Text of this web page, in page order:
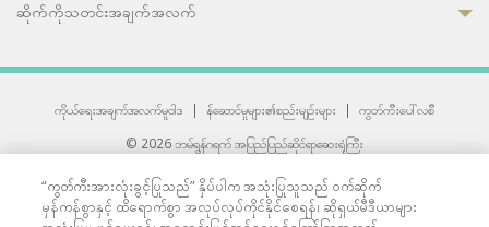
ဆိုက်ကိုသတင်းအချက်အလက်
ကိုယ်ရေးအချက်အလက်မူဝါဒ | န်ဆောင်မှုများ၏စည်းမျဉ်းများ |
ကွတ်ကီးပေါ်လစီ
© 2026 ဘမ်ရွန်ဂရက် အပြည်ပြည်ဆိုင်ရာဆေးရုံကြီး
33 Sukhumvit 3, Wattana, Bangkok 10110 Thailand.
All rights reserved.
“ကွတ်ကီးအားလုံးခွင့်ပြုသည်” နှိပ်ပါက အသုံးပြုသူသည် ဝက်ဆိုက်
မှန်ကန်စွာနှင့် ထိရောက်စွာ အလုပ်လုပ်ကိုင်နိုင်စေရန်၊ ဆိုရှယ်မီဒီယာများ